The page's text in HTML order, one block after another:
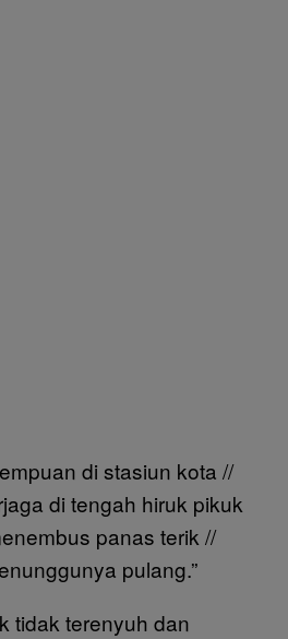
di stasiun kota //
di tengah hiruk pikuk
panas terik //
pulang.”
tidak terenyuh dan